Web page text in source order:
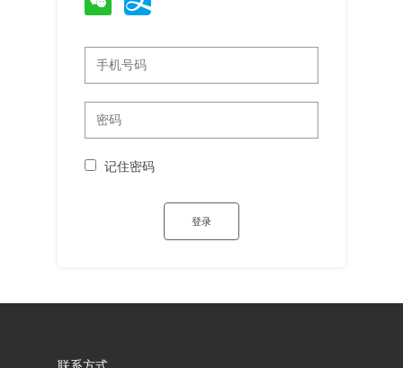
记住密码